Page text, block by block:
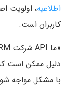
اطلاعیه
کاربران است.